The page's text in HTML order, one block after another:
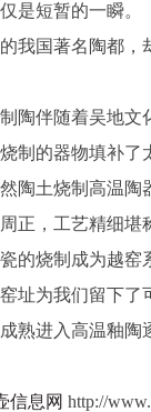
是短暂的一瞬。
我国著名陶都
陶伴随着吴地
制的器物填补了
陶土烧制高温陶
正，工艺精细堪
的烧制成为越窑
址为我们留下了
成熟进入高温
信息网 http://